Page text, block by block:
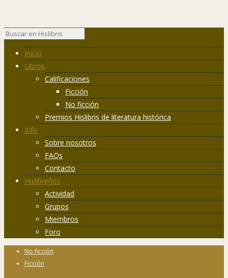
Inicio
Libros
Calificaciones
Ficción
No ficción
Premios Hislibris de literatura histórica
Info
Sobre nosotros
FAQs
Contacto
Hislibreños
Actividad
Grupos
Miembros
Foro
No ficción
Ficción